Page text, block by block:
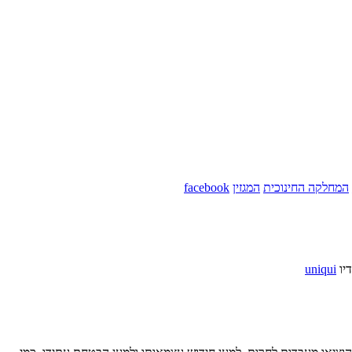
המחלקה החינוכית המגזין facebook
uniqui